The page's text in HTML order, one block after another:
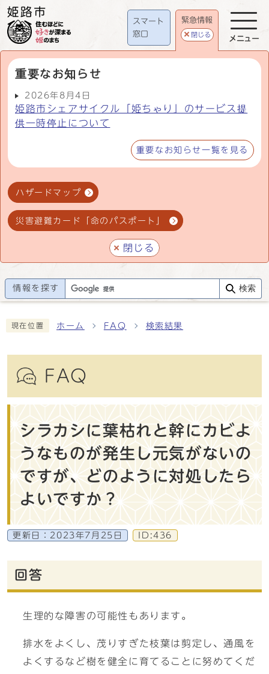
スマート
窓口
緊急情報
閉じる
重要なお知らせ
2026年8月4日
姫路市シェアサイクル「姫ちゃり」のサービス提
供一時停止について
重要なお知らせ一覧を見る
ハザードマップ
災害避難カード「命のパスポート」
閉じる
メニュー
情報を探す 検索
現在位置 ホーム FAQ 検索結果
FAQ
シラカシに葉枯れと幹にカビよ
うなものが発生し元気がないの
ですが、どのように対処したら
よいですか？
更新日： 2023年7月25日 ID:436
回答
生理的な障害の可能性もあります。
排水をよくし、茂りすぎた枝葉は剪定し、通風を
よくするなど樹を健全に育てることに努めてくだ